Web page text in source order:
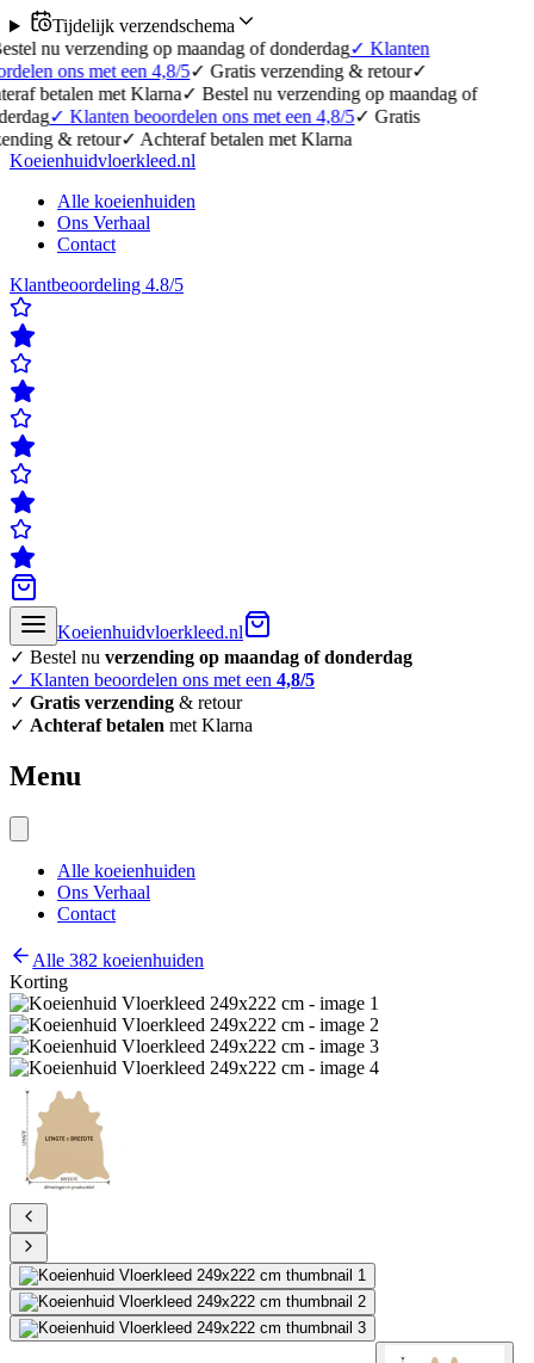
Tijdelijk verzendschema
op maandag of donderdag✓Klanten
met een 4,8/5✓Gratis verzending & retour✓
met Klarna✓Bestel nu verzending op maandag of
beoordelen ons met een 4,8/5✓Gratis
✓Achteraf betalen met Klarna
Koeienhuidvloerkleed.nl
Alle koeienhuiden
Ons Verhaal
Contact
Klantbeoordeling 4.8/5
Koeienhuidvloerkleed.nl
✓ Bestel nu verzending op maandag of donderdag
✓ Klanten beoordelen ons met een 4,8/5
✓ Gratis verzending & retour
✓ Achteraf betalen met Klarna
Menu
Alle koeienhuiden
Ons Verhaal
Contact
Alle 382 koeienhuiden
Korting